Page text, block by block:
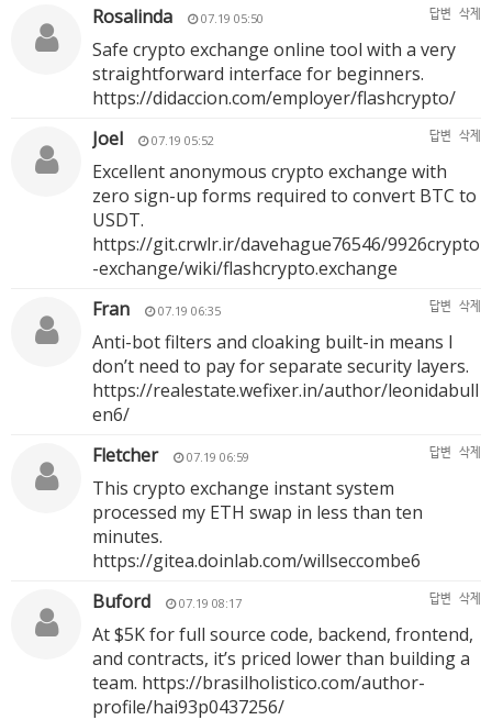
Rosalinda
07.19 05:50 답변 삭제
Safe crypto exchange online tool with a very
straightforward interface for beginners.
https://didaccion.com/employer/flashcrypto/
Joel
07.19 05:52 답변 삭제
Excellent anonymous crypto exchange with
zero sign-up forms required to convert BTC to
USDT.
https://git.crwlr.ir/davehague76546/9926crypto
-exchange/wiki/flashcrypto.exchange
Fran
07.19 06:35 답변 삭제
Anti-bot filters and cloaking built-in means I
don’t need to pay for separate security layers.
https://realestate.wefixer.in/author/leonidabull
en6/
Fletcher
07.19 06:59 답변 삭제
This crypto exchange instant system
processed my ETH swap in less than ten
minutes.
https://gitea.doinlab.com/willseccombe6
Buford
07.19 08:17 답변 삭제
At $5K for full source code, backend, frontend,
and contracts, it’s priced lower than building a
team. https://brasilholistico.com/author-
profile/hai93p0437256/